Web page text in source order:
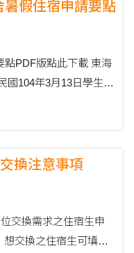
暑假住宿申請要點
版點此下載 東海
換注意事項
交換需求之住宿生申